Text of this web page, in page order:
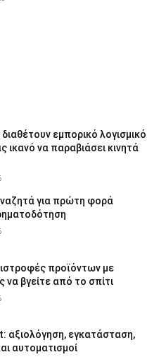
εμπορικό λογισμικό
ικανό να παραβιάσει κινητά
για πρώτη φορά
προϊόντων με
να βγείτε από το σπίτι
αξιολόγηση, εγκατάσταση,
αυτοματισμοί